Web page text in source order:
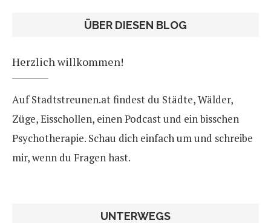
ÜBER DIESEN BLOG
Herzlich willkommen!
Auf Stadtstreunen.at findest du Städte, Wälder,
Züge, Eisschollen, einen Podcast und ein bisschen
Psychotherapie. Schau dich einfach um und schreibe
mir, wenn du Fragen hast.
UNTERWEGS